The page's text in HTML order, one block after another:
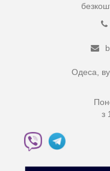
Одеса,
з